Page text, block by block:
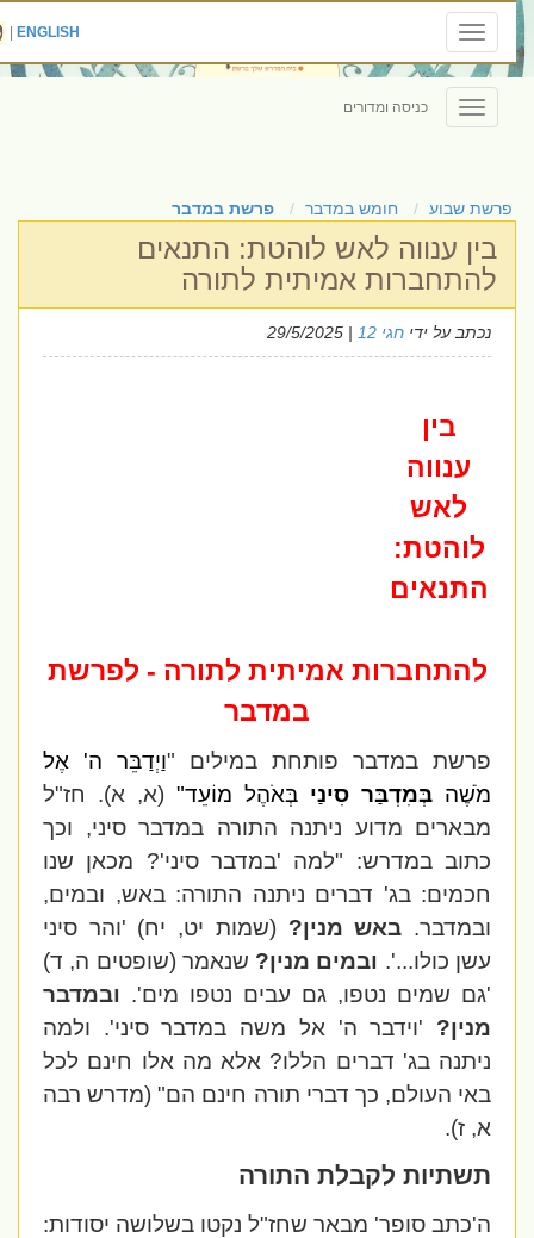
Toggle
navigation
ENGLISH
|
Toggle
navigation
כניסה ומדורים
פרשת שבוע חומש במדבר פרשת במדבר
בין ענווה לאש לוהטת: התנאים
להתחברות אמיתית לתורה
נכתב על ידיחגי 12 | 29/5/2025
בין
ענווה
לאש
לוהטת:
התנאים
להתחברות אמיתית לתורה - לפרשת
במדבר
פרשת במדבר פותחת במילים "
וַיְדַבֵּר ה' אֶל
מֹשֶׁהבְּמִדְבַּר סִינַיבְּאֹהֶל מוֹעֵד"(א, א). חז"ל
מבארים מדוע ניתנה התורה במדבר סיני, וכך
כתוב במדרש: "למה 'במדבר סיני'? מכאן שנו
חכמים: בג' דברים ניתנה התורה: באש, ובמים,
ובמדבר.באש מנין?(שמות יט, יח) 'והר סיני
עשן כולו...'.ובמים מנין?שנאמר (שופטים ה, ד)
'גם שמים נטפו, גם עבים נטפו מים'.ובמדבר
מנין?'וידבר ה' אל משה במדבר סיני'. ולמה
ניתנה בג' דברים הללו? אלא מה אלו חינם לכל
באי העולם, כך דברי תורה חינם הם" (מדרש רבה
א, ז).
תשתיות לקבלת התורה
ה'כתב סופר' מבאר שחז"ל נקטו בשלושה יסודות: